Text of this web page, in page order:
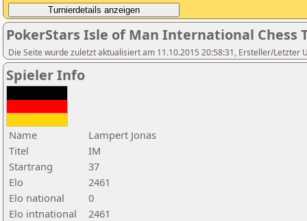
PokerStars Isle of Man International Chess
Die Seite wurde zuletzt aktualisiert am 11.10.2015 20:58:31, Ersteller/Letzter
Spieler Info
Name
Lampert Jonas
Titel
IM
Startrang
37
Elo
2461
Elo national
0
Elo intnational
2461